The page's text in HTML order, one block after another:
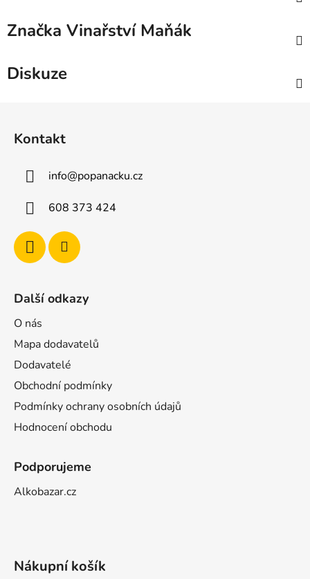
Značka Vinařství Maňák
Diskuze
Kontakt
info@popanacku.cz
608 373 424
Další odkazy
O nás
Mapa dodavatelů
Dodavatelé
Obchodní podmínky
Podmínky ochrany osobních údajů
Hodnocení obchodu
Podporujeme
Alkobazar.cz
Nákupní košík